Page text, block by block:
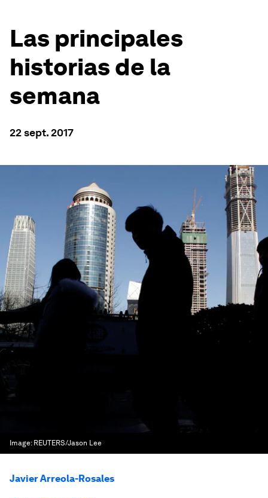
Las principales
historias de la
semana
22 sept. 2017
Image: REUTERS/Jason Lee
Javier Arreola-Rosales